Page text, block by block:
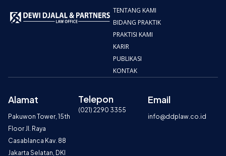
TENTANG KAMI
BIDANG PRAKTIK
PRAKTISI KAMI
KARIR
PUBLIKASI
KONTAK
Alamat
Pakuwon Tower, 15th
Floor Jl. Raya
Casablanca Kav. 88
Jakarta Selatan, DKI
Telepon
(021) 2290 3355
Email
info@ddplaw.co.id